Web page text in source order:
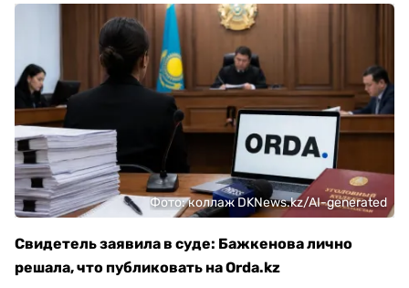
Фото: коллаж DKNews.kz/AI-generated
Свидетель заявила в суде: Бажкенова лично
решала, что публиковать на Orda.kz